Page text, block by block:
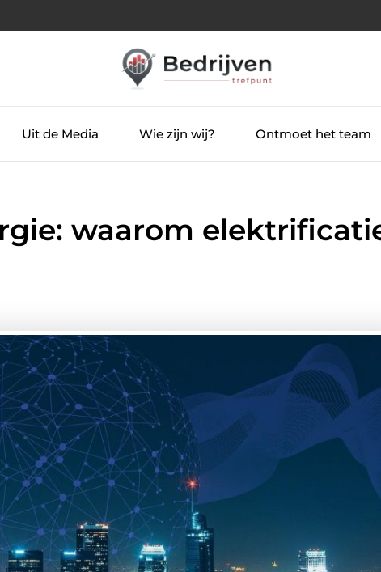
Uit de Media Wie zijn wij? Ontmoet het team
waarom